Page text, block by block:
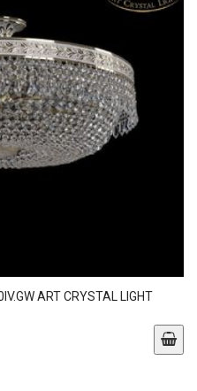
ART CRYSTAL LIGHT